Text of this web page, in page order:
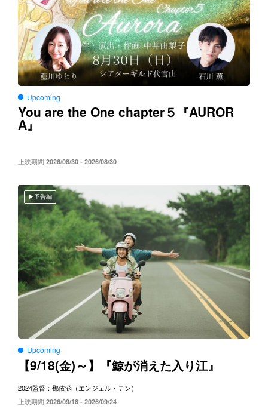
Upcoming
You are the One chapter５ 『AUROR
A』
上映期間 2026/08/30 - 2026/08/30
予告編
Upcoming
【9/18(金)～】『鯨が消えた入り江』
2024監督：鄧依涵（エンジェル・テン）
上映期間 2026/09/18 - 2026/09/24